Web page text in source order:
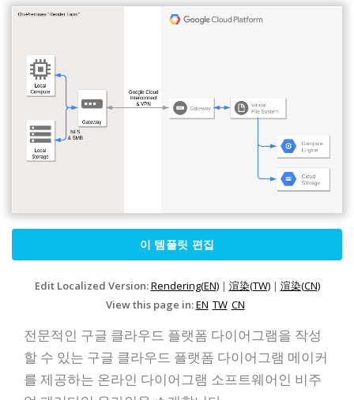
이 템플릿 편집
Edit Localized Version:Rendering(EN)| 渲染(TW)| 渲染(CN)
View this page in:EN TW CN
전문적인 구글 클라우드 플랫폼 다이어그램을 작성
할 수 있는 구글 클라우드 플랫폼 다이어그램 메이커
를 제공하는 온라인 다이어그램 소프트웨어인 비주